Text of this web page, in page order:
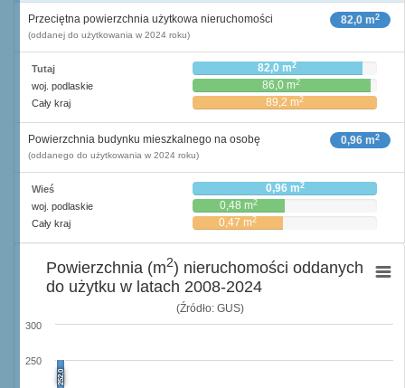
82,0 m2
Przeciętna powierzchnia użytkowa nieruchomości
(oddanej do użytkowania w 2024 roku)
Tutaj 82,0 m2
woj. podlaskie 86,0 m2
Cały kraj 89,2 m2
0,96 m2
Powierzchnia budynku mieszkalnego na osobę
(oddanego do użytkowania w 2024 roku)
Wieś 0,96 m2
woj. podlaskie 0,48 m2
Cały kraj 0,47 m2
(Źródło: GUS)
252,0
250
300
Powierzchnia (m2) nieruchomości oddanych
do użytku w latach 2008-2024